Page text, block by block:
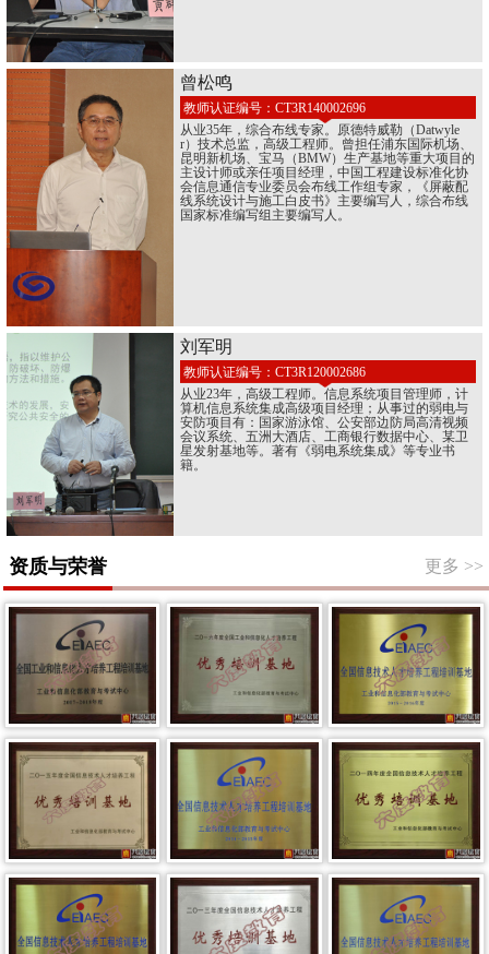
曾松鸣
教师认证编号：CT3R140002696
从业35年，综合布线专家。原德特威勒（Datwyle
r）技术总监，高级工程师。曾担任浦东国际机场、
昆明新机场、宝马（BMW）生产基地等重大项目的
主设计师或亲任项目经理，中国工程建设标准化协
会信息通信专业委员会布线工作组专家，《屏蔽配
线系统设计与施工白皮书》主要编写人，综合布线
国家标准编写组主要编写人。
刘军明
教师认证编号：CT3R120002686
从业23年，高级工程师。信息系统项目管理师，计
算机信息系统集成高级项目经理；从事过的弱电与
安防项目有：国家游泳馆、公安部边防局高清视频
会议系统、五洲大酒店、工商银行数据中心、某卫
星发射基地等。著有《弱电系统集成》等专业书
籍。
资质与荣誉 更多 >>